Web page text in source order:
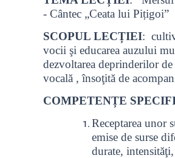
- Cântec „Ceata lui Pițigoi”
SCOPUL LECȚIEI:
vocii şi educarea auzului
dezvoltarea deprinderilor de
vocală , însoţită de
COMPETENȚE
Receptarea unor
emise de surse
durate,